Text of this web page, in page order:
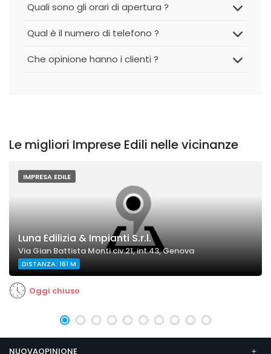
Quali sono gli orari di apertura ?
Qual è il numero di telefono ?
Che opinione hanno i clienti ?
Le migliori Imprese Edili nelle vicinanze
IMPRESA EDILE
Luna Edilizia & Impianti S.r.l.
Via Gian Battista Monti civ.21, int.43, Genova
DISTANZA: 161 M
Oggi chiuso
NUOVAOPINIONE